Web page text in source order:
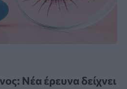
Νέα έρευνα δείχνει